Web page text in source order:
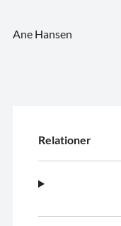
Ane Hansen
Relationer